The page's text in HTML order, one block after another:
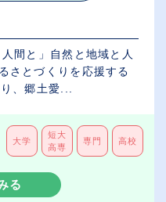
間と」自然と地域と人
さとづくりを応援する
、郷土愛...
大学
短大
高専
専門 高校
る